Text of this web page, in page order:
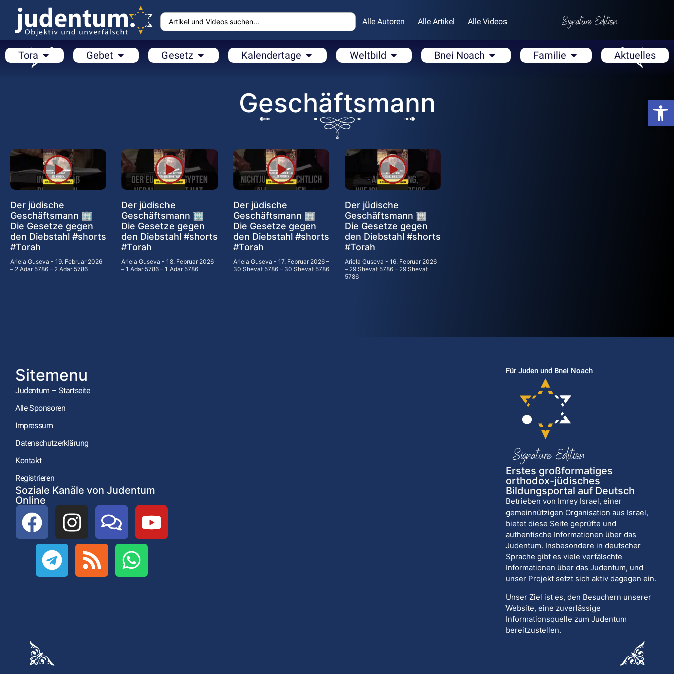
Alle Autoren Alle Artikel Alle Videos
Tora Gebet Gesetz Kalendertage Weltbild Bnei Noach Familie Aktuelles
Geschäftsmann
Der jüdische
Geschäftsmann 🏢
Die Gesetze gegen
den Diebstahl #shorts
#Torah
Ariela Guseva
19. Februar 2026
– 2 Adar 5786 – 2 Adar 5786
Der jüdische
Geschäftsmann 🏢
Die Gesetze gegen
den Diebstahl #shorts
#Torah
Ariela Guseva 18. Februar 2026
– 1 Adar 5786 – 1 Adar 5786
Der jüdische
Geschäftsmann 🏢
Die Gesetze gegen
den Diebstahl #shorts
#Torah
Ariela Guseva
17. Februar 2026 –
30 Shevat 5786 – 30 Shevat 5786
Der jüdische
Geschäftsmann 🏢
Die Gesetze gegen
den Diebstahl #shorts
#Torah
Ariela Guseva
16. Februar 2026
– 29 Shevat 5786 – 29 Shevat
5786
Sitemenu
Judentum – Startseite
Alle Sponsoren
Impressum
Datenschutzerklärung
Kontakt
Registrieren
Soziale Kanäle von Judentum
Online
Für Juden und Bnei Noach
Erstes großformatiges
orthodox-jüdisches
Bildungsportal auf Deutsch
Betrieben von Imrey Israel, einer
gemeinnützigen Organisation aus Israel,
bietet diese Seite geprüfte und
authentische Informationen über das
Judentum. Insbesondere in deutscher
Sprache gibt es viele verfälschte
Informationen über das Judentum, und
unser Projekt setzt sich aktiv dagegen ein.
Unser Ziel ist es, den Besuchern unserer
Website, eine zuverlässige
Informationsquelle zum Judentum
bereitzustellen.